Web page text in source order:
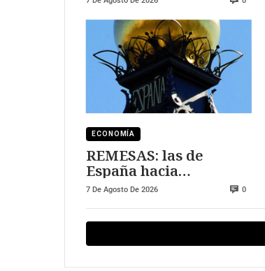
ECONOMÍA
REMESAS: las de
España hacia
Marruecos se han
7 De Agosto De 2026 0